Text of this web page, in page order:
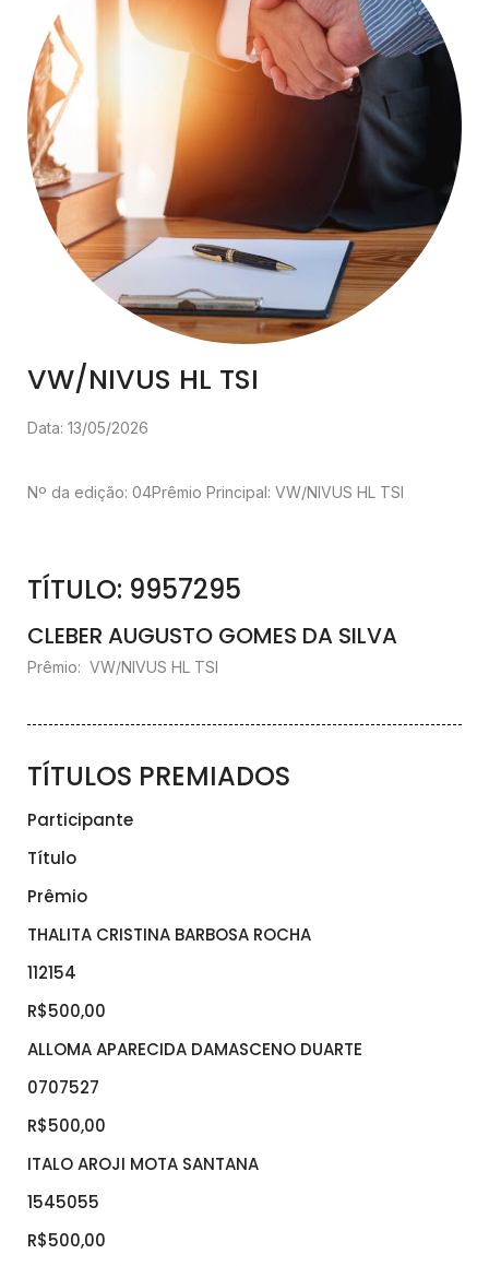
VW/NIVUS HL TSI
Data: 13/05/2026
Nº da edição: 04Prêmio Principal: VW/NIVUS HL TSI
TÍTULO: 9957295
CLEBER AUGUSTO GOMES DA SILVA
Prêmio: VW/NIVUS HL TSI
TÍTULOS PREMIADOS
Participante
Título
Prêmio
THALITA CRISTINA BARBOSA ROCHA
112154
R$500,00
ALLOMA APARECIDA DAMASCENO DUARTE
0707527
R$500,00
ITALO AROJI MOTA SANTANA
1545055
R$500,00